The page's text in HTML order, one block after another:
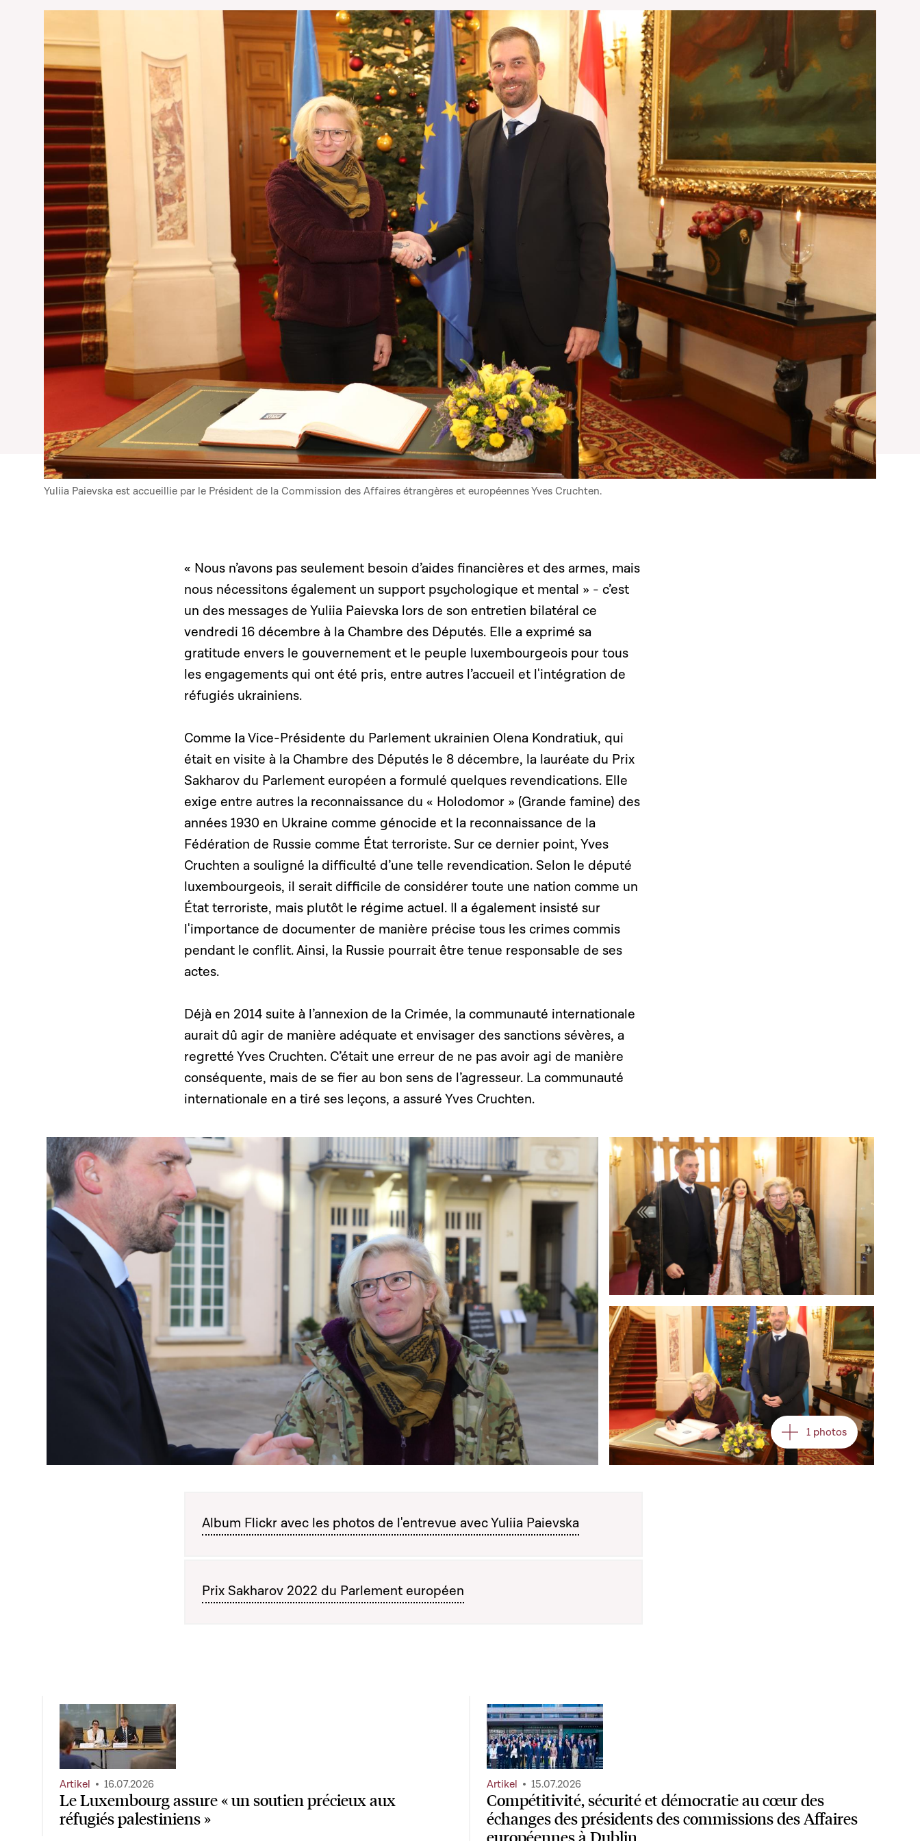
Yuliia Paievska est accueillie par le Président de la Commission des Affaires étrangères et européennes Yves Cruchten.
« Nous n’avons pas seulement besoin d’aides financières et des armes, mais
nous nécessitons également un support psychologique et mental » - c’est
un des messages de Yuliia Paievska lors de son entretien bilatéral ce
vendredi 16 décembre à la Chambre des Députés. Elle a exprimé sa
gratitude envers le gouvernement et le peuple luxembourgeois pour tous
les engagements qui ont été pris, entre autres l’accueil et l'intégration de
réfugiés ukrainiens.
Comme la Vice-Présidente du Parlement ukrainien Olena Kondratiuk, qui
était en visite à la Chambre des Députés le 8 décembre, la lauréate du Prix
Sakharov du Parlement européen a formulé quelques revendications. Elle
exige entre autres la reconnaissance du « Holodomor » (Grande famine) des
années 1930 en Ukraine comme génocide et la reconnaissance de la
Fédération de Russie comme État terroriste. Sur ce dernier point, Yves
Cruchten a souligné la difficulté d’une telle revendication. Selon le député
luxembourgeois, il serait difficile de considérer toute une nation comme un
État terroriste, mais plutôt le régime actuel. Il a également insisté sur
l'importance de documenter de manière précise tous les crimes commis
pendant le conflit. Ainsi, la Russie pourrait être tenue responsable de ses
actes.
Déjà en 2014 suite à l’annexion de la Crimée, la communauté internationale
aurait dû agir de manière adéquate et envisager des sanctions sévères, a
regretté Yves Cruchten. C’était une erreur de ne pas avoir agi de manière
conséquente, mais de se fier au bon sens de l’agresseur. La communauté
internationale en a tiré ses leçons, a assuré Yves Cruchten.
Open image in gallery
Open image in gallery
Open image in gallery
1 photos
Album Flickr avec les photos de l'entrevue avec Yuliia Paievska
Prix Sakharov 2022 du Parlement européen
Le Luxembourg assure « un soutien précieux aux
réfugiés palestiniens »
Artikel 16.07.2026
Compétitivité, sécurité et démocratie au cœur des
échanges des présidents des commissions des Affaires
Artikel 15.07.2026